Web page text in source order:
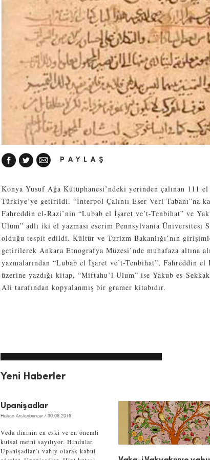
PAYLAŞ
Konya Yusuf Ağa Kütüphanesi’ndeki yerinden çalınan 111 el
Türkiye’ye getirildi. “İnterpol Çalıntı Eser Veri Tabanı”na
Fahreddin el-Razi’nin “Lubab el İşaret ve’t-Tenbihat” ve
Ulum” adlı iki el yazması eserim Pennsylvania Üniversitesi
olduğu tespit edildi. Kültür ve Turizm Bakanlığı’nın
getirilerek Ankara Etnografya Müzesi’nde muhafaza altına
yazmalarından “Lubab el İşaret ve’t-Tenbihat”, Fahreddin
üzerine yazdığı kitap, “Miftahu’l Ulum” ise Yakub es-
Ali tarafından kopyalanmış bir gramer kitabıdır.
Yeni Haberler
Upanişadlar
Hakan Arslanbenzer / 30.06.2016
Veda dininin en eski ve en önemli
kutsal metni sayılıyor. Hindular
Upanişadlar’ı vahiy olarak kabul